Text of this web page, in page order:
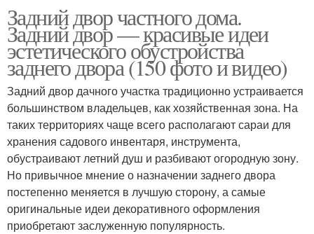
Задний двор частного дома.
Задний двор — красивые идеи
эстетического обустройства
заднего двора (150 фото и видео)
Задний двор дачного участка традиционно устраивается
большинством владельцев, как хозяйственная зона. На
таких территориях чаще всего располагают сараи для
хранения садового инвентаря, инструмента,
обустраивают летний душ и разбивают огородную зону.
Но привычное мнение о назначении заднего двора
постепенно меняется в лучшую сторону, а самые
оригинальные идеи декоративного оформления
приобретают заслуженную популярность.